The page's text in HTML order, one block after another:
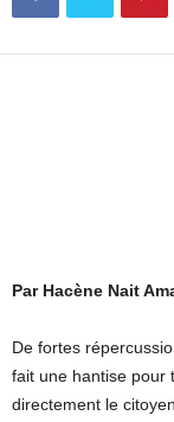
Par Hacène Nait
De fortes
fait une hantise pour
directement le